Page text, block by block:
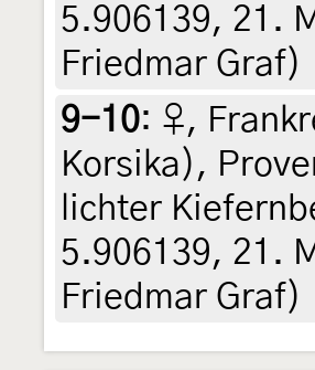
5.906139, 21.
Friedmar Graf)
9-10: ♀,
Korsika),
lichter
5.906139, 21.
Friedmar Graf)